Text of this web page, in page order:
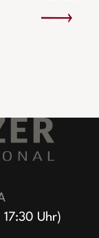
Uhr)